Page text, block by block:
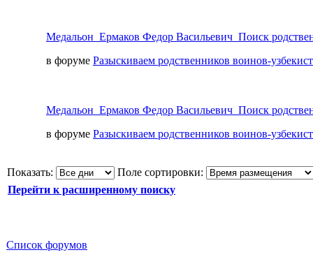
Медальон_Ермаков Федор Васильевич_Поиск
в форуме Разыскиваем родственников воинов-
Медальон_Ермаков Федор Васильевич_Поиск
в форуме Разыскиваем родственников воинов-
Показать:
Поле сортировки:
Перейти к расширенному поиску
Список форумов